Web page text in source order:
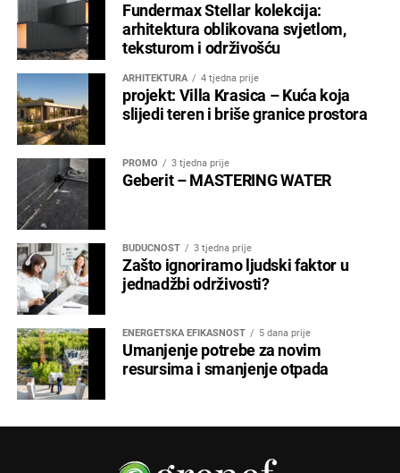
Fundermax Stellar kolekcija:
arhitektura oblikovana svjetlom,
teksturom i održivošću
ARHITEKTURA 4 tjedna prije
projekt: Villa Krasica – Kuća koja
slijedi teren i briše granice prostora
PROMO 3 tjedna prije
Geberit – MASTERING WATER
BUDUĆNOST 3 tjedna prije
Zašto ignoriramo ljudski faktor u
jednadžbi održivosti?
ENERGETSKA EFIKASNOST 5 dana prije
Umanjenje potrebe za novim
resursima i smanjenje otpada